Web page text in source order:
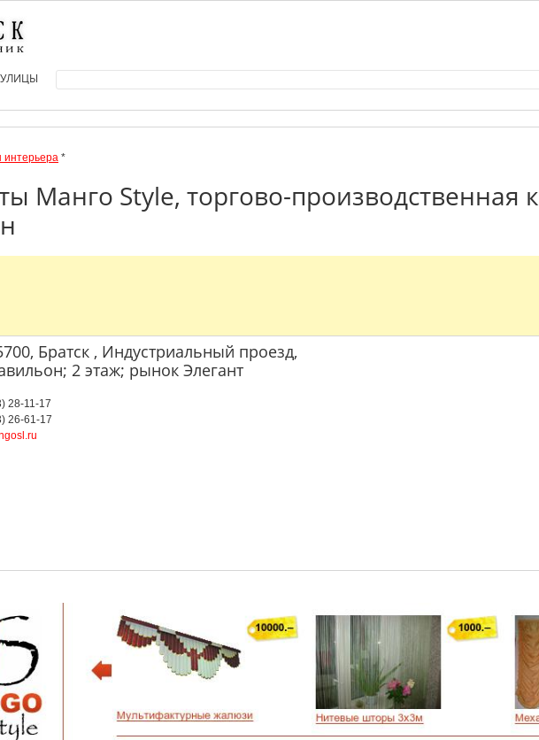
УЛИЦЫ
интерьера *
Манго Style, торгово-производственная
Братск , Индустриальный проезд,
2 этаж; рынок Элегант
28-11-17
26-61-17